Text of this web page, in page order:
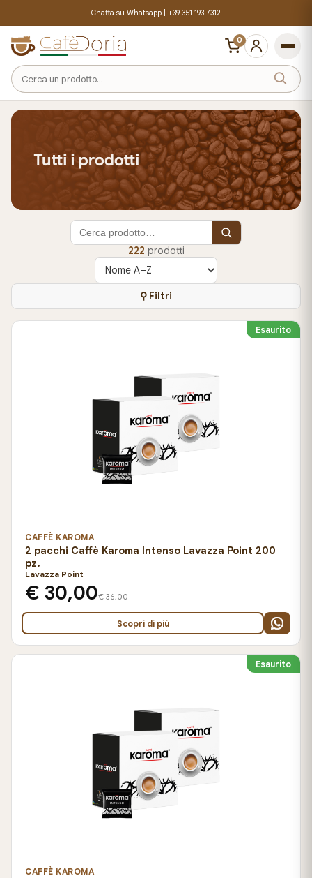
Chatta su Whatsapp | +39 351 193 7312
Cerca
un
prodotto
0
222 prodotti
Ordina
prodotti
⚲ Filtri
Esaurito
CAFFÈ KAROMA
2 pacchi Caffè Karoma Intenso Lavazza Point 200
pz.
Lavazza Point
€ 30,00€ 36,00
Scopri di più
Esaurito
CAFFÈ KAROMA